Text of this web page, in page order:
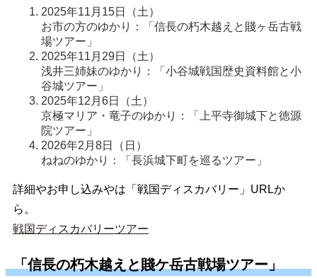
2025年11月15日（土）
お市の方のゆかり：「信長の朽木越えと賤ヶ岳古戦
場ツアー」
2025年11月29日（土）
浅井三姉妹のゆかり：「小谷城戦国歴史資料館と小
谷城ツアー」
2025年12月6日（土）
京極マリア・竜子のゆかり：「上平寺御城下と徳源
院ツアー」
2026年2月8日（日）
ねねのゆかり：「長浜城下町を巡るツアー」
詳細やお申し込みやは「戦国ディスカバリー」URLか
ら。
戦国ディスカバリーツアー
「信長の朽木越えと賤ケ岳古戦場ツアー」